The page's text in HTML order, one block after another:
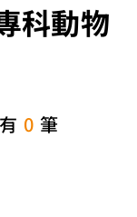
科動物
0 筆